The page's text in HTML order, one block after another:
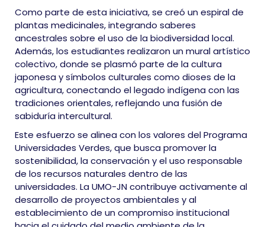
Como parte de esta iniciativa, se creó un espiral de
plantas medicinales, integrando saberes
ancestrales sobre el uso de la biodiversidad local.
Además, los estudiantes realizaron un mural artístico
colectivo, donde se plasmó parte de la cultura
japonesa y símbolos culturales como dioses de la
agricultura, conectando el legado indígena con las
tradiciones orientales, reflejando una fusión de
sabiduría intercultural.
Este esfuerzo se alinea con los valores del Programa
Universidades Verdes, que busca promover la
sostenibilidad, la conservación y el uso responsable
de los recursos naturales dentro de las
universidades. La UMO-JN contribuye activamente al
desarrollo de proyectos ambientales y al
establecimiento de un compromiso institucional